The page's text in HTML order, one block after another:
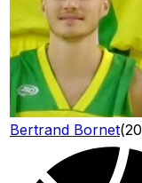
Bertrand Bornet(20